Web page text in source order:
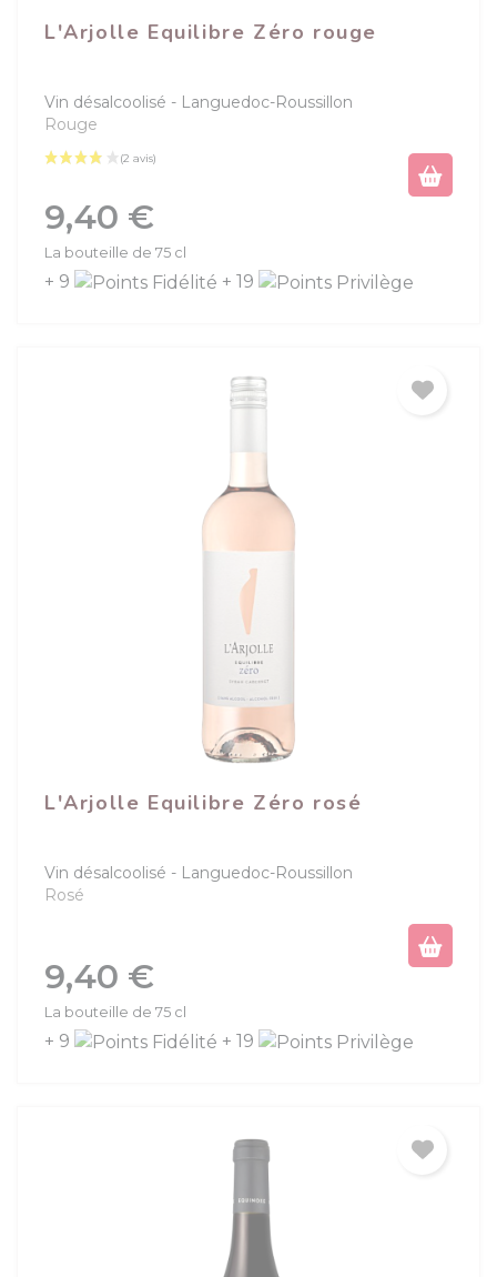
L'Arjolle Equilibre Zéro rouge
Vin désalcoolisé
Languedoc-Roussillon
Rouge
Prix
9,40 €
La bouteille de 75 cl
+ 9 + 19
L'Arjolle Equilibre Zéro rosé
Vin désalcoolisé
Languedoc-Roussillon
Rosé
Prix
9,40 €
La bouteille de 75 cl
+ 9 + 19